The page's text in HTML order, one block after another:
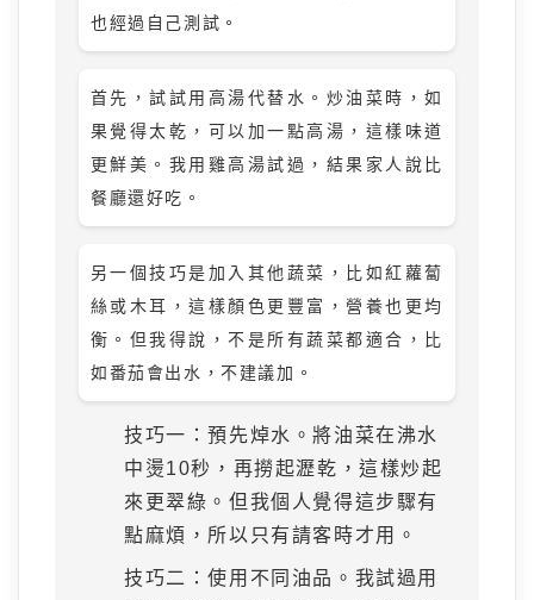
也經過自己測試。
首先，試試用高湯代替水。炒油菜時，如
果覺得太乾，可以加一點高湯，這樣味道
更鮮美。我用雞高湯試過，結果家人說比
餐廳還好吃。
另一個技巧是加入其他蔬菜，比如紅蘿蔔
絲或木耳，這樣顏色更豐富，營養也更均
衡。但我得說，不是所有蔬菜都適合，比
如番茄會出水，不建議加。
技巧一：預先焯水。將油菜在沸水
中燙10秒，再撈起瀝乾，這樣炒起
來更翠綠。但我個人覺得這步驟有
點麻煩，所以只有請客時才用。
技巧二：使用不同油品。我試過用